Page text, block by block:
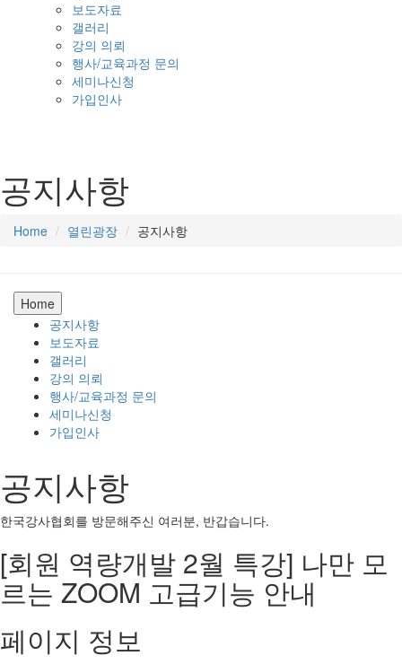
보도자료
갤러리
강의 의뢰
행사/교육과정 문의
세미나신청
가입인사
공지사항
Home 열린광장 공지사항
Home
공지사항
보도자료
갤러리
강의 의뢰
행사/교육과정 문의
세미나신청
가입인사
공지사항
한국강사협회를 방문해주신 여러분, 반갑습니다.
[회원 역량개발 2월 특강] 나만 모
르는 ZOOM 고급기능 안내
페이지 정보